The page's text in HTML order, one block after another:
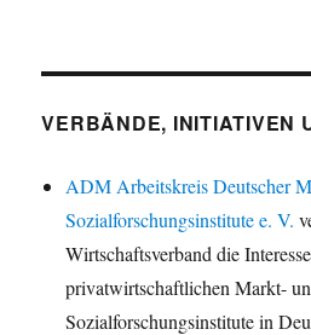
VERBÄNDE, INITIATIVEN
ADM Arbeitskreis Deutscher
Sozialforschungsinstitute e. V.
Wirtschaftsverband die
privatwirtschaftlichen Markt-
Sozialforschungsinstitute in